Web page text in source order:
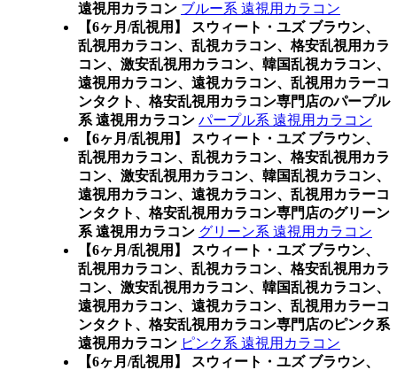
遠視用カラコン ブルー系 遠視用カラコン
【6ヶ月/乱視用】 スウィート・ユズ ブラウン、
乱視用カラコン、乱視カラコン、格安乱視用カラ
コン、激安乱視用カラコン、韓国乱視カラコン、
遠視用カラコン、遠視カラコン、乱視用カラーコ
ンタクト、格安乱視用カラコン専門店のパープル
系 遠視用カラコン パープル系 遠視用カラコン
【6ヶ月/乱視用】 スウィート・ユズ ブラウン、
乱視用カラコン、乱視カラコン、格安乱視用カラ
コン、激安乱視用カラコン、韓国乱視カラコン、
遠視用カラコン、遠視カラコン、乱視用カラーコ
ンタクト、格安乱視用カラコン専門店のグリーン
系 遠視用カラコン グリーン系 遠視用カラコン
【6ヶ月/乱視用】 スウィート・ユズ ブラウン、
乱視用カラコン、乱視カラコン、格安乱視用カラ
コン、激安乱視用カラコン、韓国乱視カラコン、
遠視用カラコン、遠視カラコン、乱視用カラーコ
ンタクト、格安乱視用カラコン専門店のピンク系
遠視用カラコン ピンク系 遠視用カラコン
【6ヶ月/乱視用】 スウィート・ユズ ブラウン、